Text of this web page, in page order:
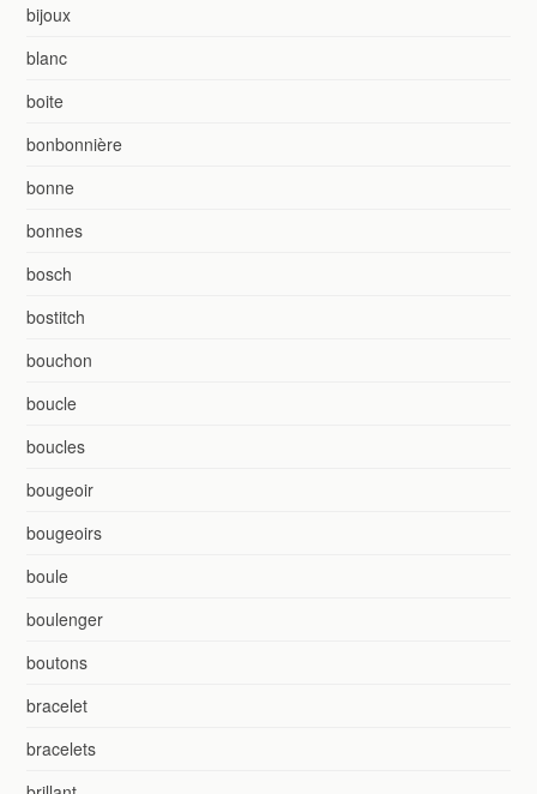
bijoux
blanc
boite
bonbonnière
bonne
bonnes
bosch
bostitch
bouchon
boucle
boucles
bougeoir
bougeoirs
boule
boulenger
boutons
bracelet
bracelets